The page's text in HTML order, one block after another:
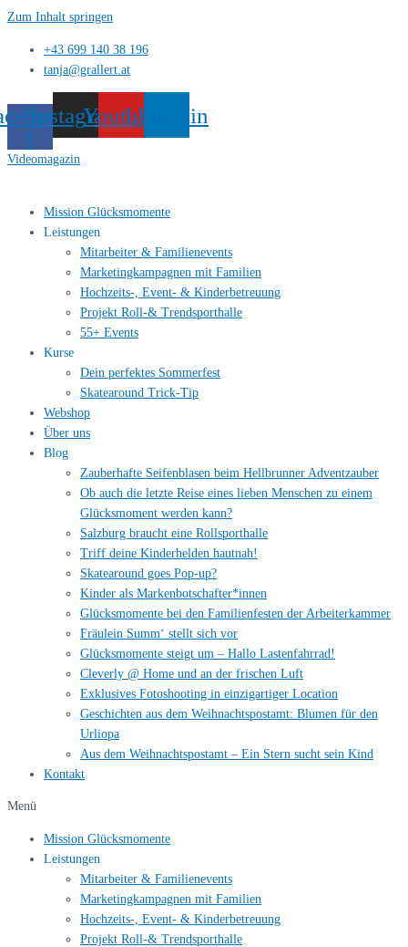
Zum Inhalt springen
+43 699 140 38 196
tanja@grallert.at
f
Instagram
YoutubeLinkedin
Videomagazin
Mission Glücksmomente
Leistungen
Mitarbeiter & Familienevents
Marketingkampagnen mit Familien
Hochzeits-, Event- & Kinderbetreuung
Projekt Roll-& Trendsporthalle
55+ Events
Kurse
Dein perfektes Sommerfest
Skatearound Trick-Tip
Webshop
Über uns
Blog
Zauberhafte Seifenblasen beim Hellbrunner Adventzauber
Ob auch die letzte Reise eines lieben Menschen zu einem
Glücksmoment werden kann?
Salzburg braucht eine Rollsporthalle
Triff deine Kinderhelden hautnah!
Skatearound goes Pop-up?
Kinder als Markenbotschafter*innen
Glücksmomente bei den Familienfesten der Arbeiterkammer
Fräulein Summ‘ stellt sich vor
Glücksmomente steigt um – Hallo Lastenfahrrad!
Cleverly @ Home und an der frischen Luft
Exklusives Fotoshooting in einzigartiger Location
Geschichten aus dem Weihnachtspostamt: Blumen für den
Urliopa
Aus dem Weihnachtspostamt – Ein Stern sucht sein Kind
Kontakt
Menü
Mission Glücksmomente
Leistungen
Mitarbeiter & Familienevents
Marketingkampagnen mit Familien
Hochzeits-, Event- & Kinderbetreuung
Projekt Roll-& Trendsporthalle